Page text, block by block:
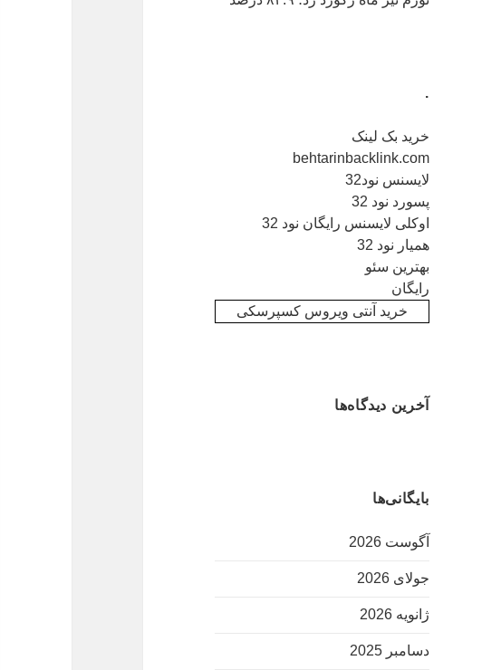
.
خرید بک لینک
behtarinbacklink.com
لایسنس نود32
پسورد نود 32
اوکلی لایسنس رایگان نود 32
همیار نود 32
بهترین سئو
رایگان
خرید آنتی ویروس کسپرسکی
آخرین دیدگاه‌ها
بایگانی‌ها
آگوست 2026
جولای 2026
ژانویه 2026
دسامبر 2025